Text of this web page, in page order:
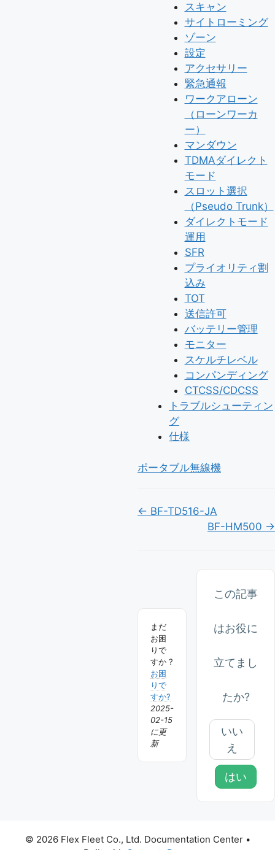
スキャン
サイトローミング
ゾーン
設定
アクセサリー
緊急通報
ワークアローン
（ローンワーカ
ー）
マンダウン
TDMAダイレクト
モード
スロット選択
（Pseudo Trunk）
ダイレクトモード
運用
SFR
プライオリティ割
込み
TOT
送信許可
バッテリー管理
モニター
スケルチレベル
コンパンディング
CTCSS/CDCSS
トラブルシューティン
グ
仕様
タ
ポータブル無線機
Doc
ョ
ン
← BF-TD516-JA
BF-HM500 →
まだ
お困
りで
すか ?
お困
りで
すか?
2025-
02-15
に更
新
この記事
はお役に
立てまし
たか?
いい
え
はい
© 2026 Flex Fleet Co., Ltd. Documentation Center•